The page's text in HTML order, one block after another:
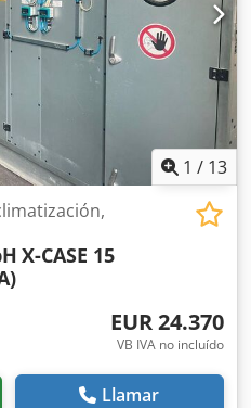
1 / 13
X-CASE 15
EUR 24.370
VB IVA no incluído
Llamar